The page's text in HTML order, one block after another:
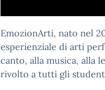
EmozionArti, nato nel
esperienziale di arti
canto, alla musica, alla
rivolto a tutti gli